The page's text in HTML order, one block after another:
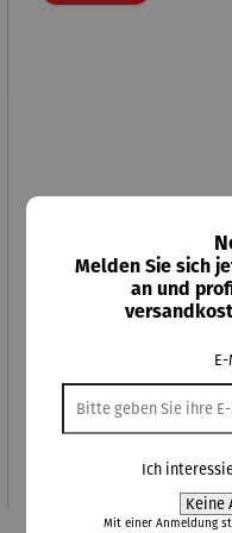
Kette |
Melden Sie sich
an und
Ich
Mit einer Anmeldung